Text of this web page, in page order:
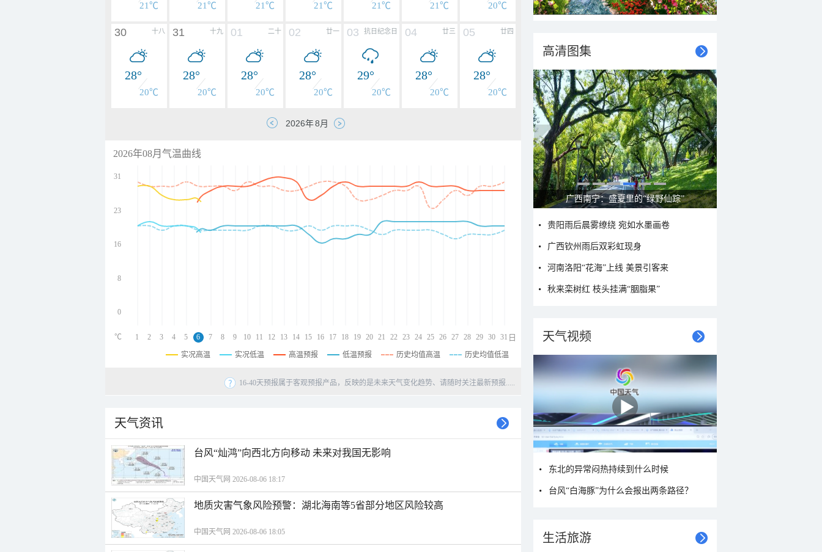
21℃ 21℃ 21℃ 21℃ 21℃ 21℃ 20℃
十八
30
28°
20℃
十九
31
28°
20℃
二十
01
28°
20℃
廿一
02
28°
20℃
抗日纪念日
03
29°
20℃
廿三
04
28°
20℃
廿四
05
28°
20℃
2026年08月气温曲线
31
23
16
8
0
1 2 3 4 5 6 7 8 9 10 11 12 13 14 15 16 17 18 19 20 21 22 23 24 25 26 27 28 29 30 31
℃ 日
实况高温 实况低温 高温预报 低温预报 历史均值高温 历史均值低温
16-40天预报属于客观预报产品，反映的是未来天气变化趋势、请随时关注最新预报.....
天气资讯
台风“灿鸿”向西北方向移动 未来对我国无影响
中国天气网 2026-08-06 18:17
地质灾害气象风险预警：湖北海南等5省部分地区风险较高
中国天气网 2026-08-06 18:05
高清图集
广西南宁：盛夏里的“绿野仙踪”
贵阳雨后晨雾缭绕 宛如水墨画卷
广西钦州雨后双彩虹现身
河南洛阳“花海”上线 美景引客来
秋来栾树红 枝头挂满“胭脂果”
天气视频
东北的异常闷热持续到什么时候
台风“白海豚”为什么会报出两条路径？
生活旅游